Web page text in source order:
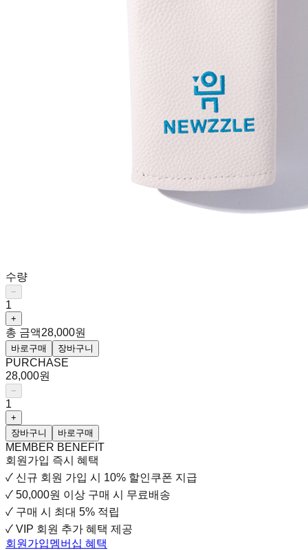
수량
−
1
+
총 금액28,000원
바로구매 장바구니
PURCHASE
28,000원
−
1
+
장바구니
바로구매
MEMBER BENEFIT
회원가입 즉시 혜택
✓ 신규 회원 가입 시 10% 할인쿠폰 지급
✓ 50,000원 이상 구매 시 무료배송
✓ 구매 시 최대 5% 적립
✓ VIP 회원 추가 혜택 제공
회원가입멤버십 혜택